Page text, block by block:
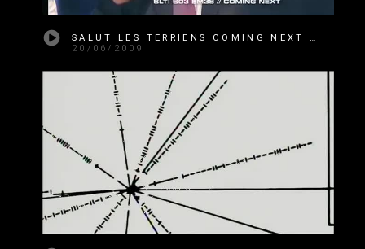
SALUT LES TERRIENS COMING NEXT SAISON 3 ÉMISSION 38
20/06/2009